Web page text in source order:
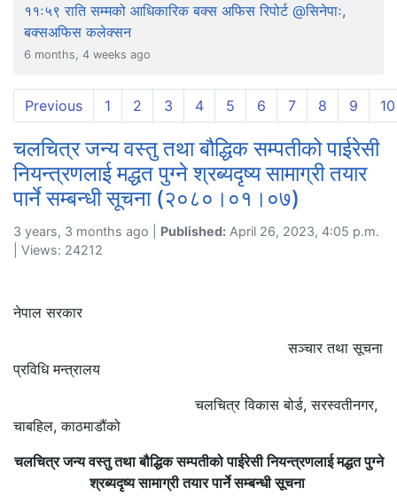
११ः५९ राति सम्मको आधिकारिक बक्स अफिस रिपोर्ट @सिनेपाः,
बक्सअफिस कलेक्सन
6 months, 4 weeks ago
Previous 1 2 3 4 5 6 7 8 9 10
चलचित्र जन्य वस्तु तथा बौद्धिक सम्पतीको पाईरेसी
नियन्त्रणलाई मद्धत पुग्ने श्रब्यदृष्य सामाग्री तयार
पार्ने सम्बन्धी सूचना (२०८०।०१।०७)
3 years, 3 months ago | Published: April 26, 2023, 4:05 p.m.
| Views: 24212
नेपाल सरकार
सञ्चार तथा सूचना
प्रविधि मन्त्रालय
चलचित्र विकास बोर्ड, सरस्वतीनगर,
चाबहिल, काठमाडौंको
चलचित्र जन्य वस्तु तथा बौद्धिक सम्पतीको पाईरेसी नियन्त्रणलाई मद्धत पुग्ने
श्रब्यदृष्य सामाग्री तयार पार्ने सम्बन्धी सूचना